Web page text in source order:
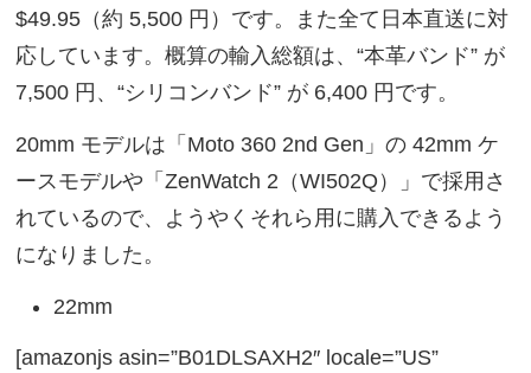
$49.95（約 5,500 円）です。また全て日本直送に対
応しています。概算の輸入総額は、“本革バンド” が
7,500 円、“シリコンバンド” が 6,400 円です。
20mm モデルは「Moto 360 2nd Gen」の 42mm ケ
ースモデルや「ZenWatch 2（WI502Q）」で採用さ
れているので、ようやくそれら用に購入できるよう
になりました。
22mm
[amazonjs asin=”B01DLSAXH2″ locale=”US”